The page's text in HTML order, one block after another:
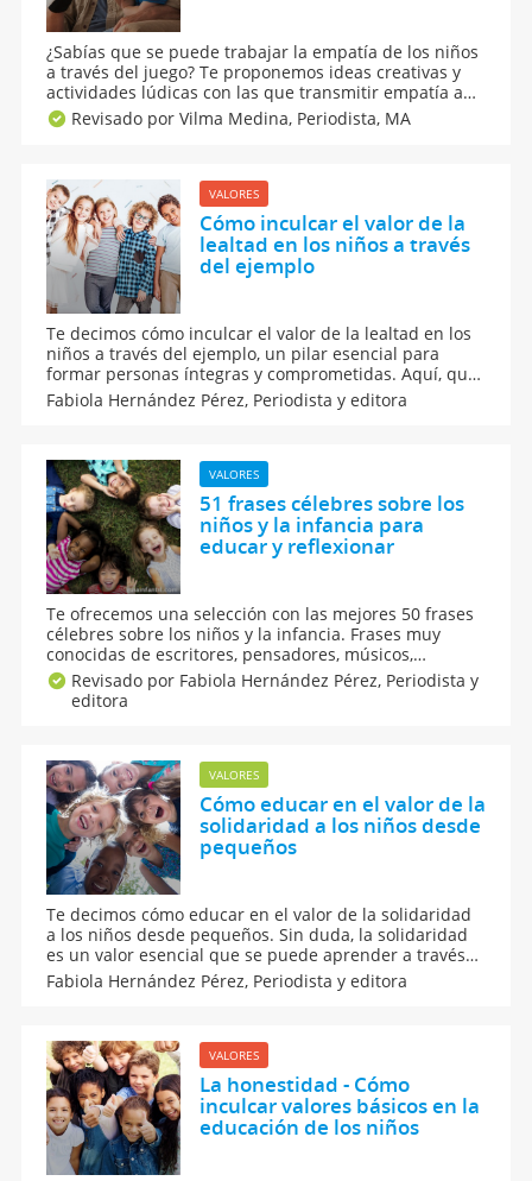
¿Sabías que se puede trabajar la empatía de los niños
a través del juego? Te proponemos ideas creativas y
actividades lúdicas con las que transmitir empatía a
tus hijos para que aprendan a ponerse en el lugar del
otro a través de los juegos educativos. Ideas para
Revisado por Vilma Medina, Periodista, MA
VALORES
Cómo inculcar el valor de la
lealtad en los niños a través
del ejemplo
Te decimos cómo inculcar el valor de la lealtad en los
niños a través del ejemplo, un pilar esencial para
formar personas íntegras y comprometidas. Aquí, qué
es la lealtad, sus beneficios y cómo transmitirla en
casa, porque fomentar este valor desde la infancia
Fabiola Hernández Pérez, Periodista y editora
VALORES
51 frases célebres sobre los
niños y la infancia para
educar y reflexionar
Te ofrecemos una selección con las mejores 50 frases
célebres sobre los niños y la infancia. Frases muy
conocidas de escritores, pensadores, músicos,
científicos, con un nexo en común: hablan de la
importancia de los niños, la infancia y la educación en
la sociedad. No te pierdas estas citas célebres sobre
Revisado por Fabiola Hernández Pérez, Periodista y
editora
VALORES
Cómo educar en el valor de la
solidaridad a los niños desde
pequeños
Te decimos cómo educar en el valor de la solidaridad
a los niños desde pequeños. Sin duda, la solidaridad
es un valor esencial que se puede aprender a través
de atinados consejos para hacer de nuestros hijos
personas mucho más solidarias. Apunta nuestras
Fabiola Hernández Pérez, Periodista y editora
VALORES
La honestidad - Cómo
inculcar valores básicos en la
educación de los niños